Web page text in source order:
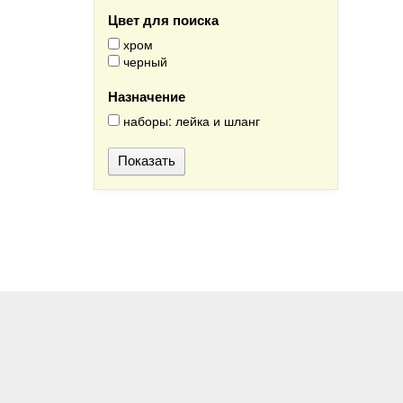
Цвет для поиска
хром
черный
Назначение
наборы: лейка и шланг